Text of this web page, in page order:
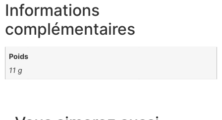
Informations
complémentaires
Poids
11 g